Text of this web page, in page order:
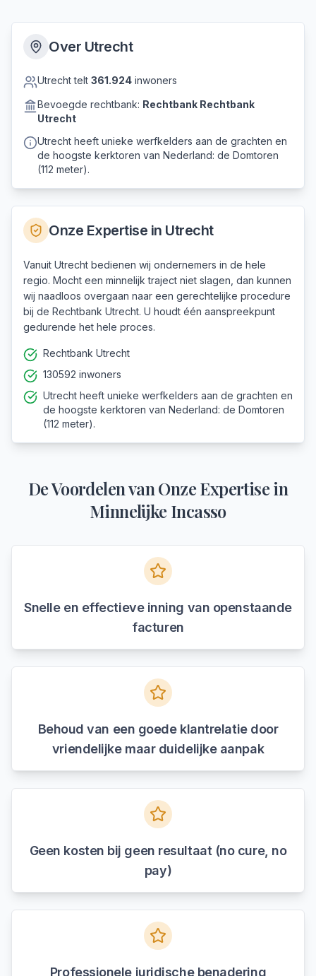
Over Utrecht
Utrechttelt 361.924 inwoners
Bevoegde rechtbank: Rechtbank Rechtbank
Utrecht
Utrecht heeft unieke werfkelders aan de grachten en
de hoogste kerktoren van Nederland: de Domtoren
(112 meter).
Onze Expertise in Utrecht
Vanuit Utrecht bedienen wij ondernemers in de hele
regio. Mocht een minnelijk traject niet slagen, dan kunnen
wij naadloos overgaan naar een gerechtelijke procedure
bij de Rechtbank Utrecht. U houdt één aanspreekpunt
gedurende het hele proces.
Rechtbank Utrecht
130592 inwoners
Utrecht heeft unieke werfkelders aan de grachten en
de hoogste kerktoren van Nederland: de Domtoren
(112 meter).
De Voordelen van Onze Expertise in
Minnelijke Incasso
Snelle en effectieve inning van openstaande
facturen
Behoud van een goede klantrelatie door
vriendelijke maar duidelijke aanpak
Geen kosten bij geen resultaat (no cure, no
pay)
Professionele juridische benadering